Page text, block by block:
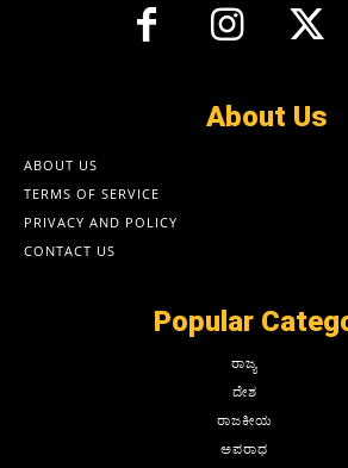
About Us
ABOUT US
TERMS OF SERVICE
PRIVACY AND POLICY
CONTACT US
Popular
ರಾಜ್ಯ
ದೇಶ
ರಾಜಕೀಯ
ಅಪರಾಧ